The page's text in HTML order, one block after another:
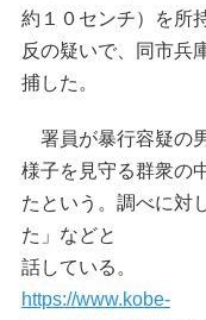
約１０センチ）を所
反の疑いで、同市兵
捕した。
署員が暴行容疑の
様子を見守る群衆の
たという。調べに対
た」などと
話している。
https://www.kobe-